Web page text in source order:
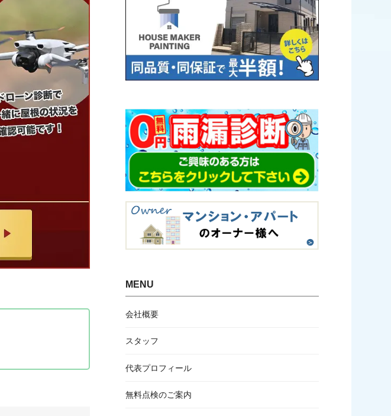
MENU
会社概要
スタッフ
代表プロフィール
無料点検のご案内